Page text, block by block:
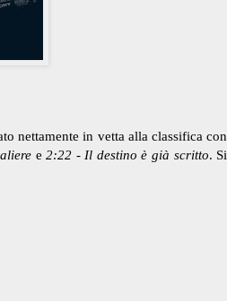
nettamente in vetta alla classifica con
e2:22 - Il destino è già scritto. Si